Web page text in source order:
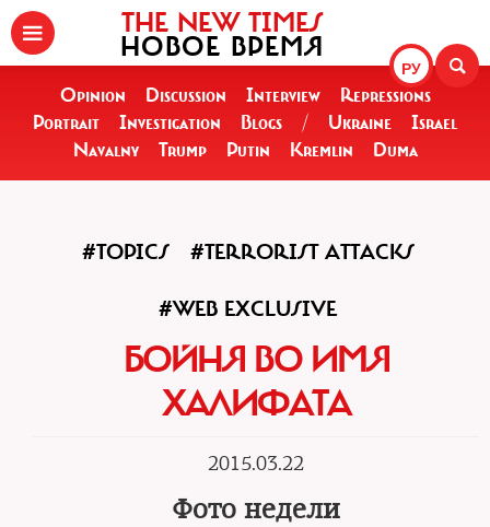
РУ
THE NEW TIMES
НОВОЕ ВРЕМЯ
Opinion Discussion Interview
Repressions
Portrait
Investigation Blogs / Ukraine
Israel
Navalny
Trump Putin Kremlin Duma
#TOPICS #TERRORIST ATTACKS
#WEB EXCLUSIVE
БОЙНЯ ВО ИМЯ
ХАЛИФАТА
2015.03.22
Фото недели